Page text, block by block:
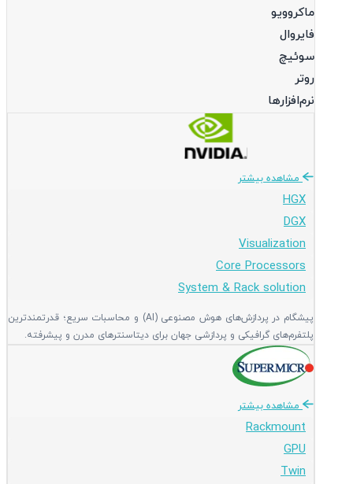
ماکروویو
فایروال
سوئیچ
روتر
نرم‌افزارها
مشاهده بیشتر
HGX
DGX
Visualization
Core Processors
System & Rack solution
پیشگام در پردازش‌های هوش مصنوعی (AI) و محاسبات سریع؛ قدرتمندترین
پلتفرم‌های گرافیکی و پردازشی جهان برای دیتاسنترهای مدرن و پیشرفته.
مشاهده بیشتر
Rackmount
GPU
Twin